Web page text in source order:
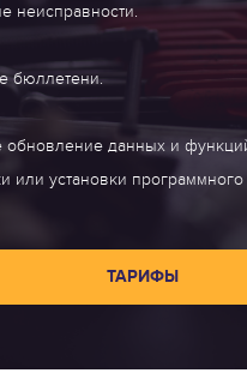
неисправности.
бюллетени.
обновление данных и
или установки
ТАРИФЫ